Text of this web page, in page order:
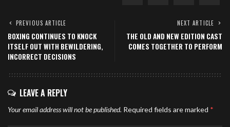
PREVIOUS ARTICLE
BOXING CONTINUES TO KNOCK
ITSELF OUT WITH BEWILDERING,
INCORRECT DECISIONS
NEXT ARTICLE
THE OLD AND NEW EDITION CAST
COMES TOGETHER TO PERFORM
LEAVE A REPLY
Your email address will not be published. Required fields are marked *